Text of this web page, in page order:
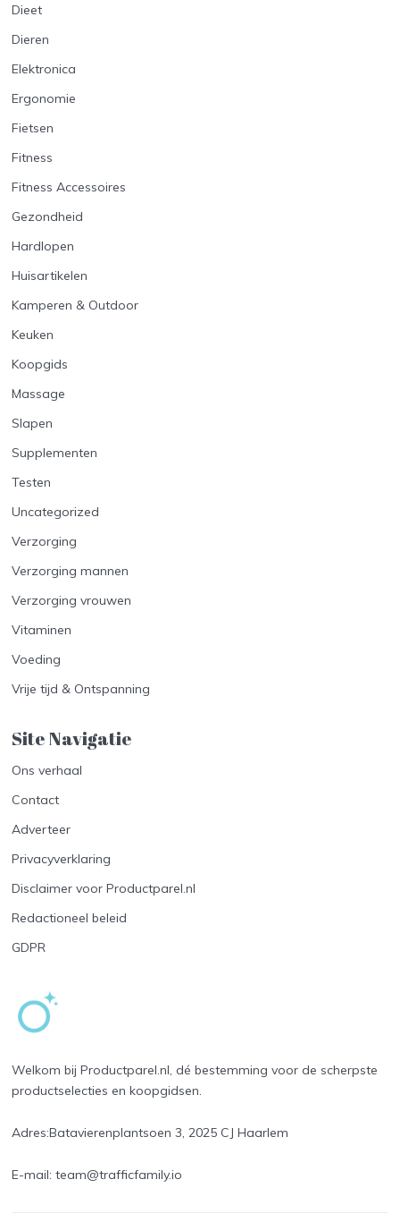
Dieet
Dieren
Elektronica
Ergonomie
Fietsen
Fitness
Fitness Accessoires
Gezondheid
Hardlopen
Huisartikelen
Kamperen & Outdoor
Keuken
Koopgids
Massage
Slapen
Supplementen
Testen
Uncategorized
Verzorging
Verzorging mannen
Verzorging vrouwen
Vitaminen
Voeding
Vrije tijd & Ontspanning
Site Navigatie​
Ons verhaal
Contact
Adverteer
Privacyverklaring
Disclaimer voor Productparel.nl
Redactioneel beleid
GDPR
Welkom bij Productparel.nl, dé bestemming voor de scherpste
productselecties en koopgidsen.
Adres:Batavierenplantsoen 3, 2025 CJ Haarlem
E-mail: team@trafficfamily.io